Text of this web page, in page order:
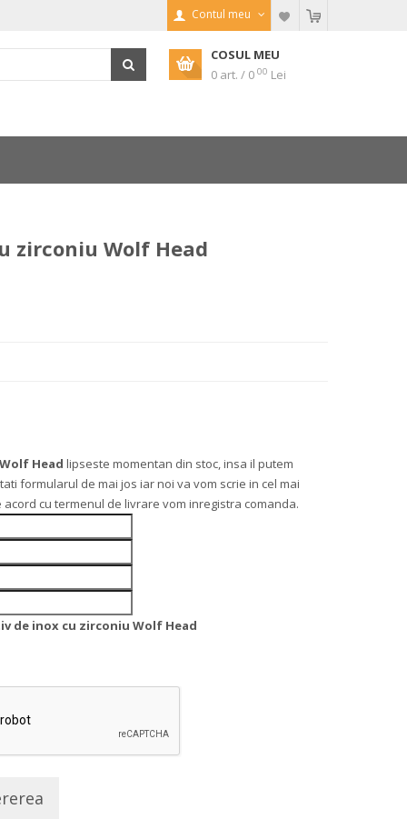
Contul meu
COSUL MEU
0 art. / 0 00 Lei
zirconiu Wolf Head
Head lipseste momentan din stoc, insa il putem
formularul de mai jos iar noi va vom scrie in cel mai
cu termenul de livrare vom inregistra comanda.
de inox cu zirconiu Wolf Head